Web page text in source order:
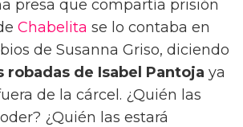
presa que compartía prisión
Chabelita se lo contaba en
de Susanna Griso, diciendo
robadas de Isabel Pantoja ya
de la cárcel. ¿Quién las
¿Quién las estará